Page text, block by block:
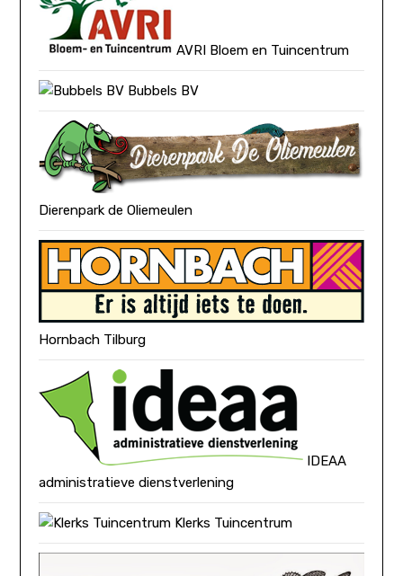
AVRI Bloem en Tuincentrum
Bubbels BV
Dierenpark de Oliemeulen
Hornbach Tilburg
IDEAA
administratieve dienstverlening
Klerks Tuincentrum